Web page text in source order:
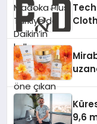
VRV
9,6